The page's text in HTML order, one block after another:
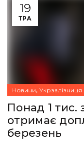
19
ТРА
Новини, Укрзалізниця
Понад 1 тис.
отримає
березень